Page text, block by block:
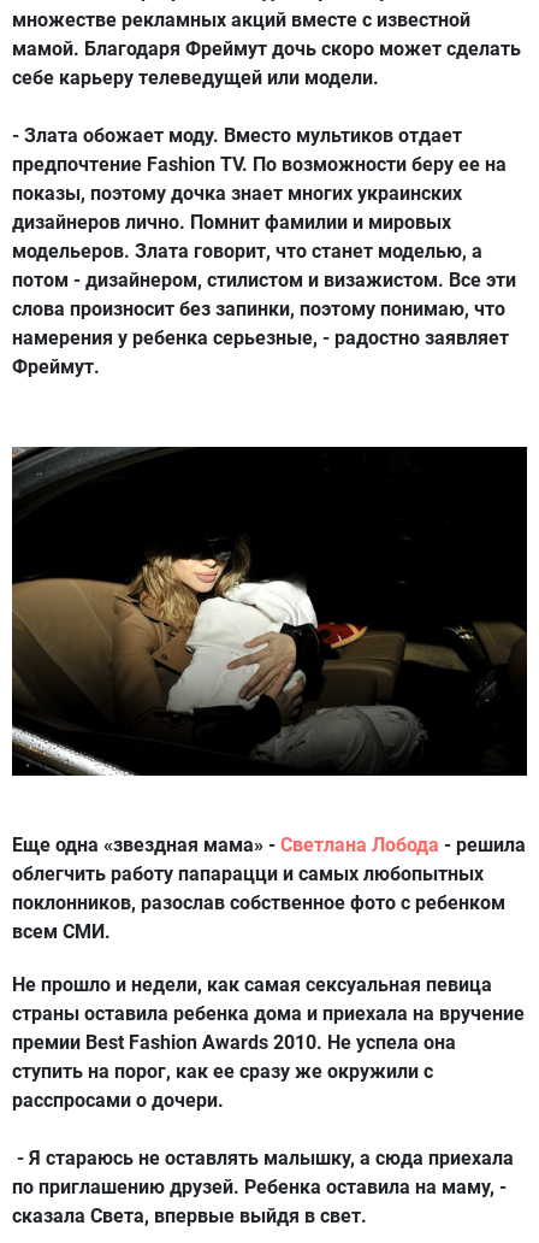
множестве рекламных акций вместе с известной
мамой. Благодаря Фреймут дочь скоро может сделать
себе карьеру телеведущей или модели.
- Злата обожает моду. Вместо мультиков отдает
предпочтение Fashion TV. По возможности беру ее на
показы, поэтому дочка знает многих украинских
дизайнеров лично. Помнит фамилии и мировых
модельеров. Злата говорит, что станет моделью, а
потом - дизайнером, стилистом и визажистом. Все эти
слова произносит без запинки, поэтому понимаю, что
намерения у ребенка серьезные, - радостно заявляет
Фреймут.
Еще одна «звездная мама» - Светлана Лобода - решила
облегчить работу папарацци и самых любопытных
поклонников, разослав собственное фото с ребенком
всем СМИ.
Не прошло и недели, как самая сексуальная певица
страны оставила ребенка дома и приехала на вручение
премии Best Fashion Awards 2010. Не успела она
ступить на порог, как ее сразу же окружили с
расспросами о дочери.
- Я стараюсь не оставлять малышку, а сюда приехала
по приглашению друзей. Ребенка оставила на маму, -
сказала Света, впервые выйдя в свет.